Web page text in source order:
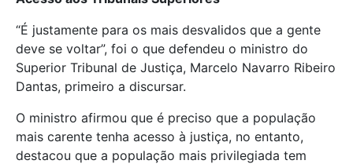
“É justamente para os mais desvalidos que a gente
deve se voltar”, foi o que defendeu o ministro do
Superior Tribunal de Justiça, Marcelo Navarro Ribeiro
Dantas, primeiro a discursar.
O ministro afirmou que é preciso que a população
mais carente tenha acesso à justiça, no entanto,
destacou que a população mais privilegiada tem